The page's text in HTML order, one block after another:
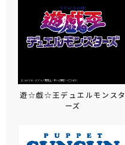
遊☆戯☆王デュエルモンスタ
ーズ